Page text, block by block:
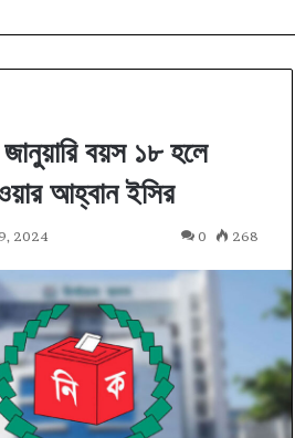
বয়স ১৮ হলে
আহ্বান ইসির
2024 0 268